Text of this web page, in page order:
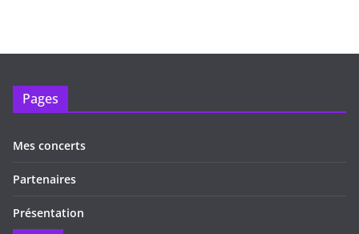
Pages
Mes concerts
Partenaires
Présentation